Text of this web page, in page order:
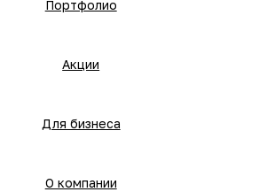
Портфолио
Акции
Для бизнеса
О компании